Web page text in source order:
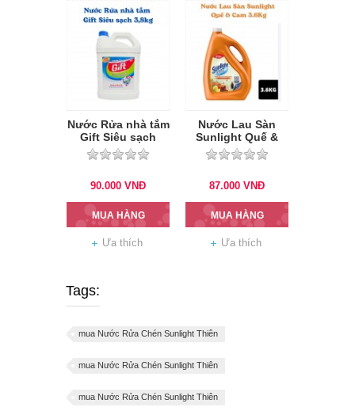
Nước Rửa nhà tắm
Gift Siêu sạch
3.8kg
90.000 VNĐ
MUA HÀNG
Ưa thích
Nước Lau Sàn
Sunlight Quế &
Cam 3.6Kg
87.000 VNĐ
MUA HÀNG
Ưa thích
Tags:
mua Nước Rửa Chén Sunlight Thiên
mua Nước Rửa Chén Sunlight Thiên
mua Nước Rửa Chén Sunlight Thiên